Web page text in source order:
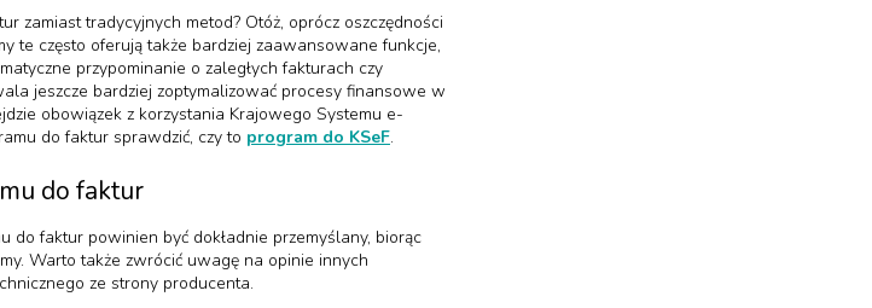
zamiast tradycyjnych metod? Otóż, oprócz oszczędności
te często oferują także bardziej zaawansowane funkcje,
przypominanie o zaległych fakturach czy
jeszcze bardziej zoptymalizować procesy finansowe w
obowiązek z korzystania Krajowego Systemu e-
do faktur sprawdzić, czy to program do KSeF.
do faktur
do faktur powinien być dokładnie przemyślany, biorąc
Warto także zwrócić uwagę na opinie innych
ze strony producenta.